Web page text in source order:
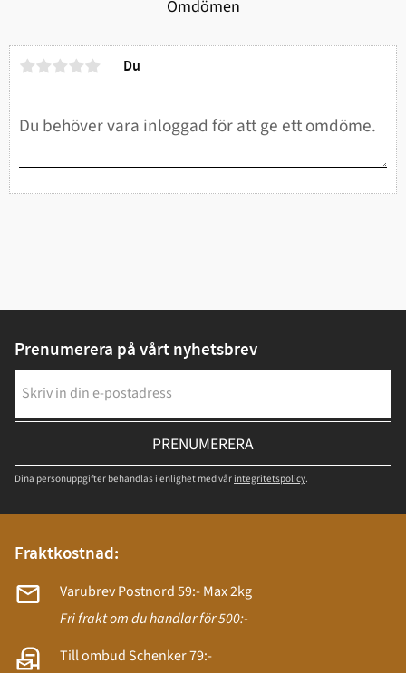
Omdömen
Du
Prenumerera på vårt nyhetsbrev
PRENUMERERA
Dina personuppgifter behandlas i enlighet med vår integritetspolicy.
Fraktkostnad:
Varubrev Postnord 59:- Max 2kg
Fri frakt om du handlar för 500:-
Till ombud Schenker 79:-